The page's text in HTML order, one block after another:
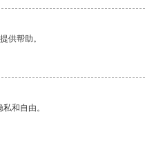
供帮助。
和自由。